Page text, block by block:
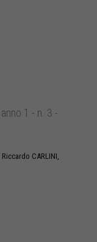
anno 1 - n. 3 -
Riccardo CARLINI,